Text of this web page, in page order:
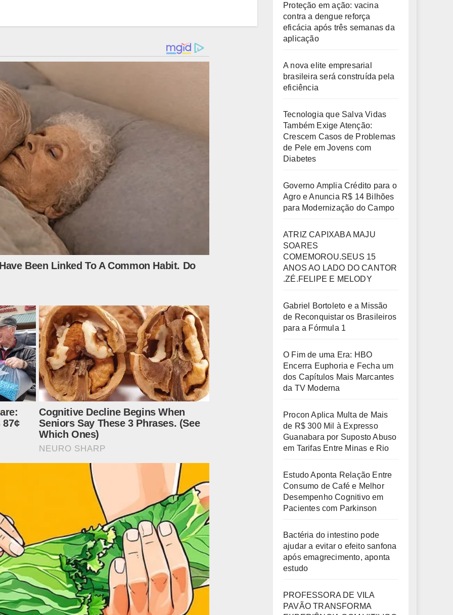
Proteção em ação: vacina
contra a dengue reforça
eficácia após três semanas da
aplicação
A nova elite empresarial
brasileira será construída pela
eficiência
Tecnologia que Salva Vidas
Também Exige Atenção:
Crescem Casos de Problemas
de Pele em Jovens com
Diabetes
Governo Amplia Crédito para o
Agro e Anuncia R$ 14 Bilhões
para Modernização do Campo
ATRIZ CAPIXABA MAJU
SOARES
COMEMOROU.SEUS 15
ANOS AO LADO DO CANTOR
.ZÉ.FELIPE E MELODY
Gabriel Bortoleto e a Missão
de Reconquistar os Brasileiros
para a Fórmula 1
O Fim de uma Era: HBO
Encerra Euphoria e Fecha um
dos Capítulos Mais Marcantes
da TV Moderna
Procon Aplica Multa de Mais
de R$ 300 Mil à Expresso
Guanabara por Suposto Abuso
em Tarifas Entre Minas e Rio
Estudo Aponta Relação Entre
Consumo de Café e Melhor
Desempenho Cognitivo em
Pacientes com Parkinson
Bactéria do intestino pode
ajudar a evitar o efeito sanfona
após emagrecimento, aponta
estudo
PROFESSORA DE VILA
PAVÃO TRANSFORMA